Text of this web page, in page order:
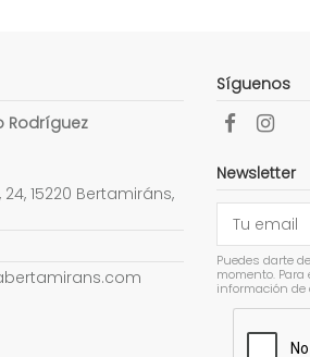
Rodríguez
15220 Bertamiráns,
Síguenos
Newsletter
Puedes darte
momento.
información de